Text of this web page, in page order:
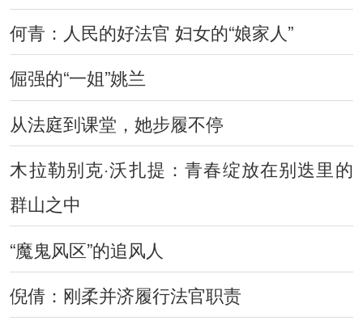
何青：人民的好法官 妇女的“娘家人”
倔强的“一姐”姚兰
从法庭到课堂，她步履不停
木拉勒别克·沃扎提：青春绽放在别迭里的
群山之中
“魔鬼风区”的追风人
倪倩：刚柔并济履行法官职责